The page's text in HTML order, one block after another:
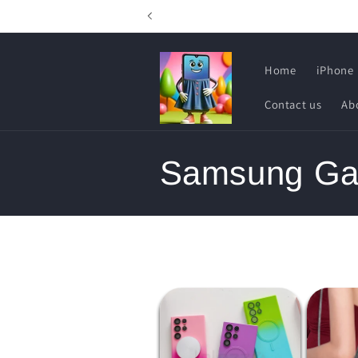
au
Home iPhone
Contact us
C
o
l
e
Samsung